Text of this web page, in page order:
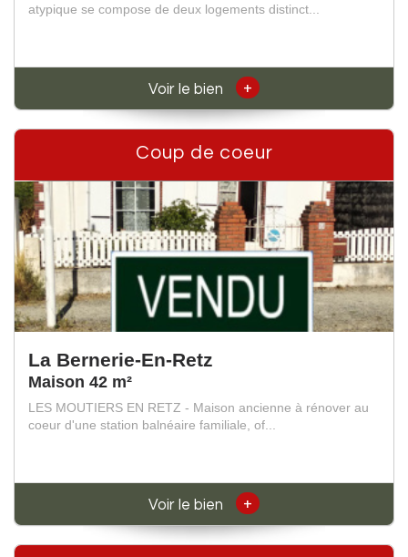
atypique se compose de deux logements distinct...
Voir le bien +
Coup de coeur
La Bernerie-En-Retz
Maison 42 m²
LES MOUTIERS EN RETZ - Maison ancienne à rénover au
coeur d'une station balnéaire familiale, of...
Voir le bien +